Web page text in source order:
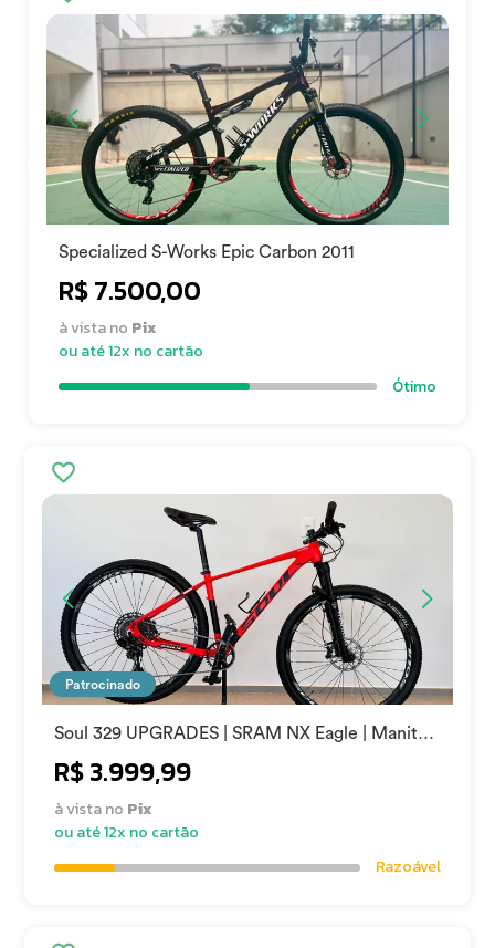
Specialized S-Works Epic Carbon 2011
R$ 7.500,00
à vista no Pix
ou até 12x no cartão
Ótimo
Patrocinado
Soul 329 UPGRADES | SRAM NX Eagle | Manitou
R$ 3.999,99
à vista no Pix
ou até 12x no cartão
Razoável